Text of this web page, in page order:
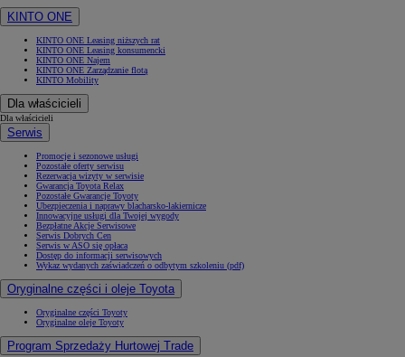
KINTO ONE
KINTO ONE Leasing niższych rat
KINTO ONE Leasing konsumencki
KINTO ONE Najem
KINTO ONE Zarządzanie flotą
KINTO Mobility
Dla właścicieli
Dla właścicieli
Serwis
Promocje i sezonowe usługi
Pozostałe oferty serwisu
Rezerwacja wizyty w serwisie
Gwarancja Toyota Relax
Pozostałe Gwarancje Toyoty
Ubezpieczenia i naprawy blacharsko-lakiernicze
Innowacyjne usługi dla Twojej wygody
Bezpłatne Akcje Serwisowe
Serwis Dobrych Cen
Serwis w ASO się opłaca
Dostęp do informacji serwisowych
Wykaz wydanych zaświadczeń o odbytym szkoleniu (pdf)
Oryginalne części i oleje Toyota
Oryginalne części Toyoty
Oryginalne oleje Toyoty
Program Sprzedaży Hurtowej Trade